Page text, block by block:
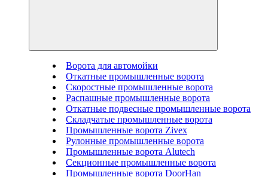
Ворота для автомойки
Откатные промышленные ворота
Скоростные промышленные ворота
Распашные промышленные ворота
Откатные подвесные промышленные ворота
Складчатые промышленные ворота
Промышленные ворота Zivex
Рулонные промышленные ворота
Промышленные ворота Alutech
Секционные промышленные ворота
Промышленные ворота DoorHan